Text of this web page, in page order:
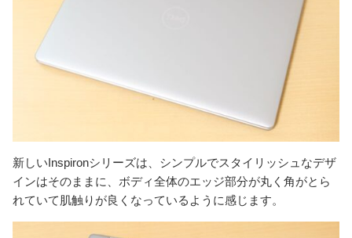
新しいInspironシリーズは、シンプルでスタイリッシュなデザ
インはそのままに、ボディ全体のエッジ部分が丸く角がとら
れていて肌触りが良くなっているように感じます。